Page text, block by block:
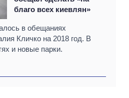
благо всех киевлян»
в обещаниях
Кличко на 2018 год. В
и новые парки.